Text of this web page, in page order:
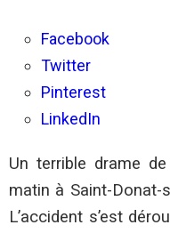
Facebook
Twitter
Pinterest
LinkedIn
Un terrible drame
matin à Saint-Donat-
L’accident s’est